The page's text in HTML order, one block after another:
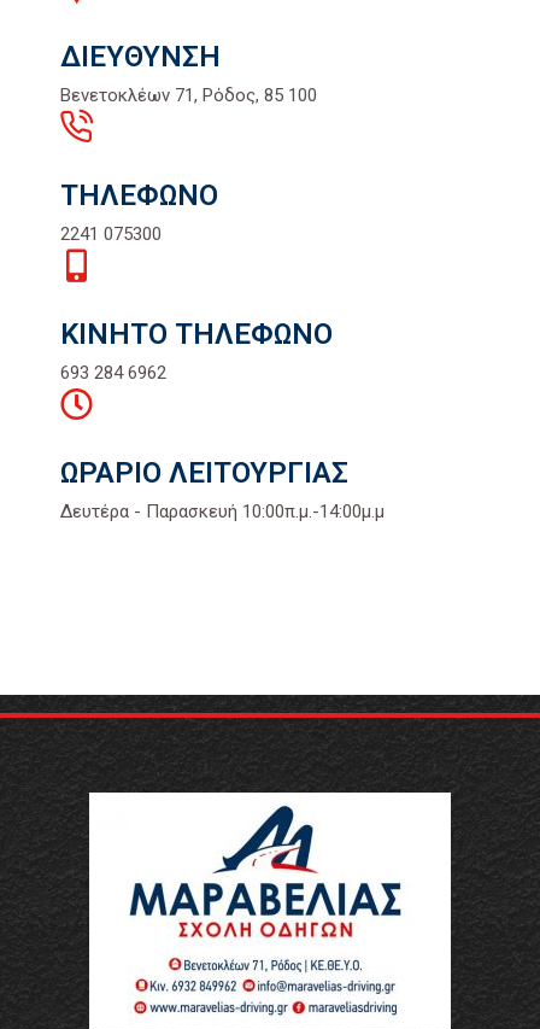
ΔΙΕΥΘΥΝΣΗ
Βενετοκλέων 71, Ρόδος, 85 100
ΤΗΛΕΦΩΝΟ
2241 075300
ΚΙΝΗΤΟ ΤΗΛΕΦΩΝΟ
693 284 6962
ΩΡΑΡΙΟ ΛΕΙΤΟΥΡΓΙΑΣ
Δευτέρα - Παρασκευή 10:00π.μ.-14:00μ.μ